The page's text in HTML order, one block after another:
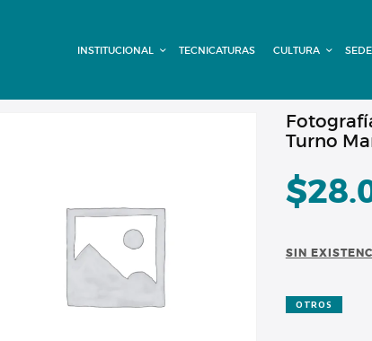
INSTITUCIONAL TECNICATURAS CULTURA
DOMÍNICO
CONTACTO
Turno
$
SIN
OTROS